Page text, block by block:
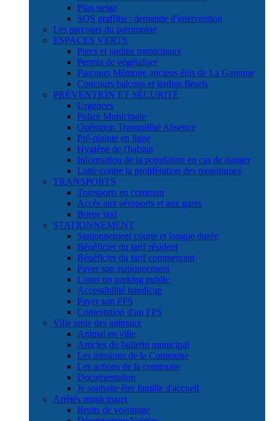
Plan neige
SOS graffitis : demande d'intervention
Les parcours du patrimoine
ESPACES VERTS
Parcs et jardins municipaux
Permis de végétaliser
Parcours Mémoire anciens élus de La Garenne
Concours balcons et jardins fleuris
PRÉVENTION ET SÉCURITÉ
Urgences
Police Municipale
Opération Tranquillité Absence
Pré-plainte en ligne
Hygiène de l'habitat
Information de la population en cas de danger
Lutte contre la prolifération des moustiques
TRANSPORTS
Transports en commun
Accès aux aéroports et aux gares
Borne taxi
STATIONNEMENT
Stationnement courte et longue durée
Bénéficier du tarif résident
Bénéficier du tarif commerçant
Payer son stationnement
Louer un parking public
Accessibilité handicap
Payer son FPS
Contestation d'un FPS
Ville amie des animaux
Animal en ville
Articles du bulletin municipal
Les missions de la Commune
Les actions de la commune
Documentation
Je souhaite être famille d'accueil
Arrêtés municipaux
Bruits de voisinage